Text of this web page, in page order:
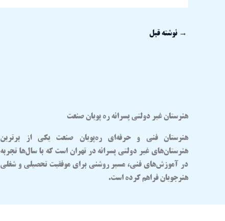
→ نوشته قبل
هنرستان غیر دولتی پسرانه ره پویان صنعت
هنرستان فنی و حرفه‌ایره‌پویان صنعت یکی از برترین
هنرستان‌های غیر دولتی پسرانه در تهران است که با سال‌ها تجربه
در آموزش‌های فنی، مسیر روشنی برای موفقیت تحصیلی و شغلی
هنرجویان فراهم کرده است.